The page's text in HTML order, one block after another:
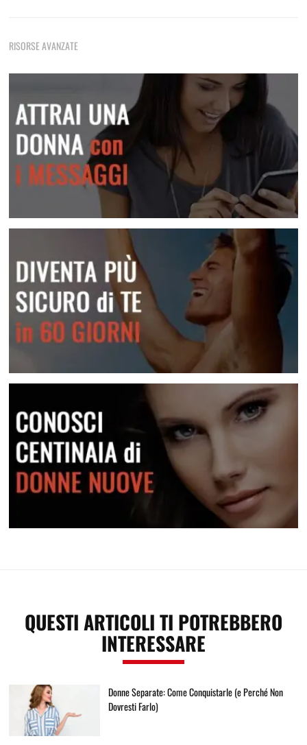
Frasi E Messaggi Per Rimorchiare In Chat
Una raccolta di messaggi per le varie situazioni
Lei Non Risponde Ai Messaggi? Come Risolvere
Scopri come risolvere questa situazione
RISORSE AVANZATE
Diventa più sicuro di te
QUESTI ARTICOLI TI POTREBBERO
INTERESSARE
Donne Separate: Come Conquistarle (e Perché Non
Dovresti Farlo)